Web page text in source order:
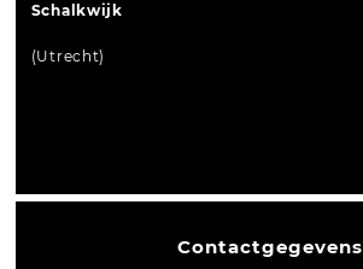
Contactgegevens
Schalkwijk
(Utrecht)